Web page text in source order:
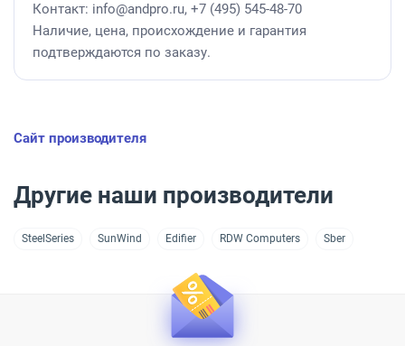
Контакт: info@andpro.ru, +7 (495) 545-48-70
Наличие, цена, происхождение и гарантия
подтверждаются по заказу.
Сайт производителя
Другие наши производители
SteelSeries SunWind Edifier RDW Computers Sber